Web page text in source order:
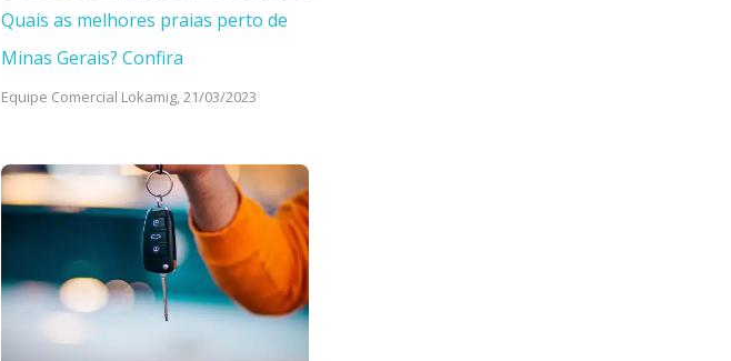
Quais as melhores praias perto de
Minas Gerais? Confira
Equipe Comercial Lokamig,21/03/2023